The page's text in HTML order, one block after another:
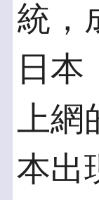
統，
日本
上
本出